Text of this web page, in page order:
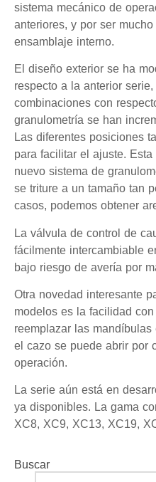
sistema mecánico de
anteriores, y por ser
ensamblaje interno.
El diseño exterior se ha
respecto a la anterior
combinaciones con
granulometría se han
Las diferentes posiciones
para facilitar el ajuste.
nuevo sistema de
se triture a un tamaño tan
casos, podemos obtener
La válvula de control de
fácilmente intercambiable
bajo riesgo de avería por
Otra novedad interesante
modelos es la facilidad
reemplazar las
el cazo se puede abrir por
operación.
La serie aún está en
ya disponibles. La gama
XC8, XC9, XC13, XC19,
Buscar